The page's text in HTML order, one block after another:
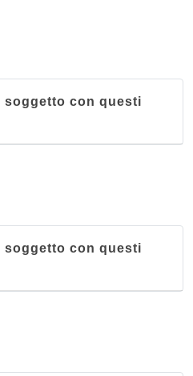
soggetto con questi
soggetto con questi